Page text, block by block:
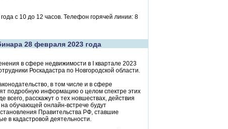
с 10 до 12 часов. Телефон горячей линии: 8
28 февраля 2023 года
в сфере недвижимости в I квартале 2023
Роскадастра по Новгородской области.
в том числе и в сфере
подробную информацию о целом спектре этих
расскажут о тех новшествах, действия
обучающей онлайн-встрече будут
Правительства РФ, ставшие
в кадастровой деятельности.